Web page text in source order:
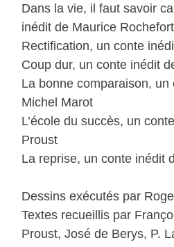
Dans la vie, il faut savoir
inédit de Maurice Rochefort
Rectification, un conte
Coup dur, un conte inédit
La bonne comparaison, un
Michel Marot
L’école du succès, un
Proust
La reprise, un conte inédit
Dessins exécutés par
Textes recueillis par
Proust, José de Berys, P.